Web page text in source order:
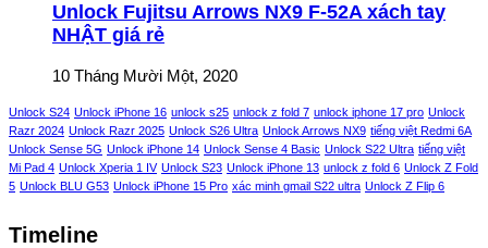
Unlock Fujitsu Arrows NX9 F-52A xách tay
NHẬT giá rẻ
10 Tháng Mười Một, 2020
Unlock S24 Unlock iPhone 16 unlock s25 unlock z fold 7 unlock iphone 17 pro Unlock
Razr 2024 Unlock Razr 2025 Unlock S26 Ultra Unlock Arrows NX9 tiếng việt Redmi 6A
Unlock Sense 5G Unlock iPhone 14 Unlock Sense 4 Basic Unlock S22 Ultra tiếng việt
Mi Pad 4 Unlock Xperia 1 IV Unlock S23 Unlock iPhone 13 unlock z fold 6 Unlock Z Fold
5 Unlock BLU G53 Unlock iPhone 15 Pro xác minh gmail S22 ultra Unlock Z Flip 6
Timeline